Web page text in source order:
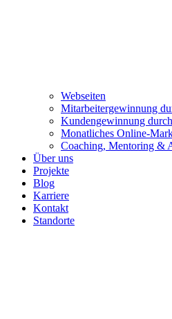
Webseiten
Mitarbeiter­gewinnung
Kundengewinnung
Monatliches Online-
Coaching, Mentoring &
Über uns
Projekte
Blog
Karriere
Kontakt
Standorte